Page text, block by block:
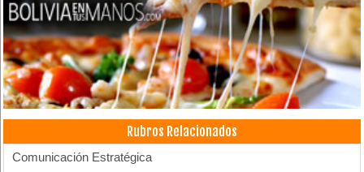
Rubros Relacionados
Comunicación Estratégica